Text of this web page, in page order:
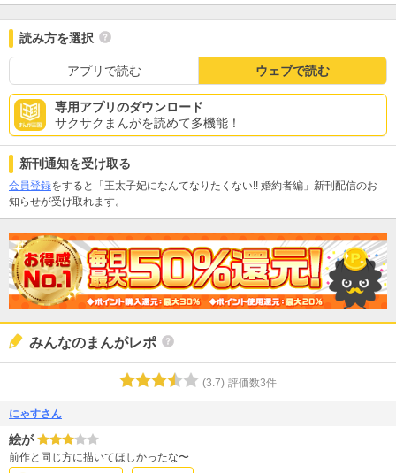
読み方を選択
アプリで読む ウェブで読む
専用アプリのダウンロード
サクサクまんがを読めて多機能！
新刊通知を受け取る
会員登録をすると「王太子妃になんてなりたくない!! 婚約者編」新刊配信のお
知らせが受け取れます。
みんなのまんがレポ
(3.7) 評価数3件
にゃすさん
絵が
前作と同じ方に描いてほしかったな〜